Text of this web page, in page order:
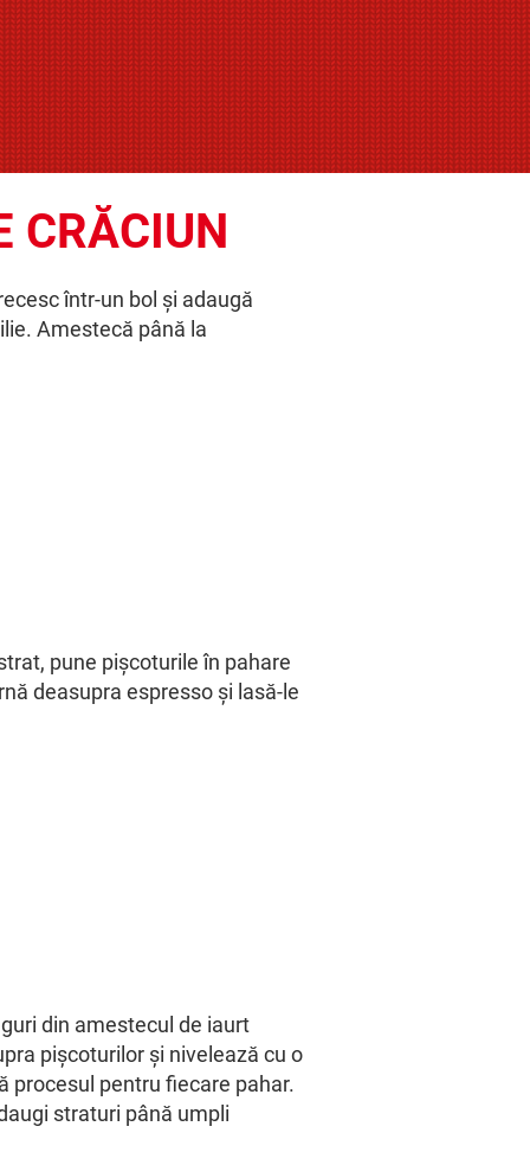
CRĂCIUN
într-un bol și adaugă
Amestecă până la
pune pișcoturile în pahare
deasupra espresso și lasă-le
din amestecul de iaurt
pișcoturilor și nivelează cu o
procesul pentru fiecare pahar.
straturi până umpli